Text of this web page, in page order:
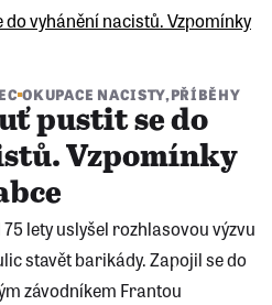
OKUPACE NACISTY,PŘÍBĚHY
pustit se do
Vzpomínky
lety uslyšel rozhlasovou výzvu
stavět barikády. Zapojil se do
závodníkem Frantou